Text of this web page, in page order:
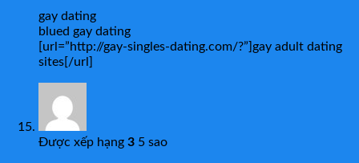
gay dating
blued gay dating
[url=”http://gay-singles-dating.com/?”]gay adult dating
sites[/url]
Được xếp hạng 3 5 sao